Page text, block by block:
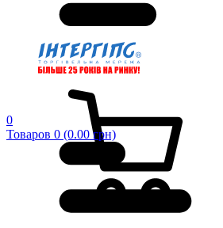
0
Товаров 0 (0.00 грн)